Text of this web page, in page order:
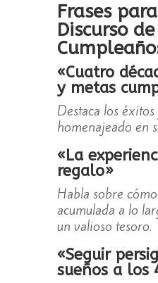
Frases
Discurso de
«Cuatro
y metas
Destaca los
homenajeado en
«La
regalo»
Habla sobre
acumulada a lo
un valioso tesoro.
«Seguir
sueños a los